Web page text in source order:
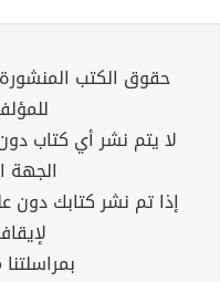
حقوق الكتب
لا يتم نشر أي كتاب
الجهة
إذا تم نشر كتابك دون